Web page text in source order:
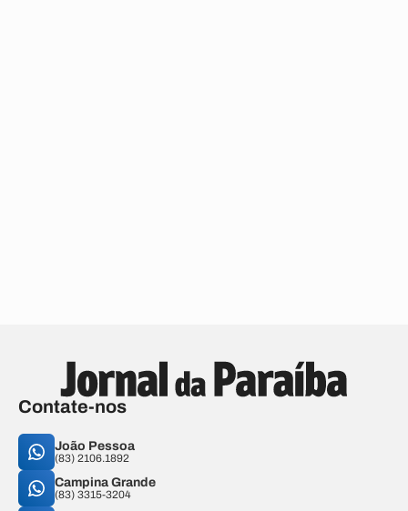
Contate-nos
João Pessoa
(83) 2106.1892
Campina Grande
(83) 3315-3204